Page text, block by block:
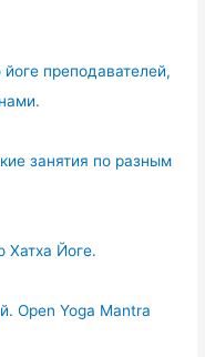
преподавателей,
занятия по разным
Хатха Йоге.
Open Yoga Mantra